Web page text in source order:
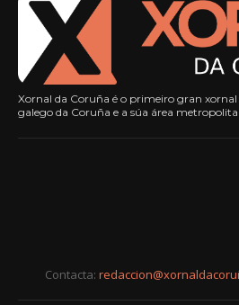
Xornal da Coruña é o primeiro gran
galego da Coruña e a súa área
Contacta: